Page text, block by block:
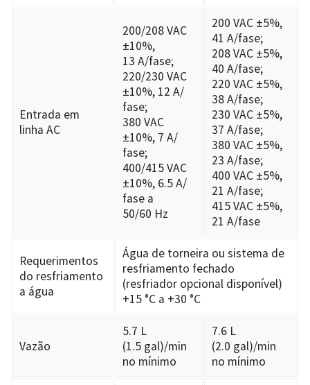
Entrada em
linha AC
200/208 VAC
±10%,
13 A/fase;
220/230 VAC
±10%, 12 A/
fase;
380 VAC
±10%, 7 A/
fase;
400/415 VAC
±10%, 6.5 A/
fase a
50/60 Hz
200 VAC ±5%,
41 A/fase;
208 VAC ±5%,
40 A/fase;
220 VAC ±5%,
38 A/fase;
230 VAC ±5%,
37 A/fase;
380 VAC ±5%,
23 A/fase;
400 VAC ±5%,
21 A/fase;
415 VAC ±5%,
21 A/fase
Requerimentos
do resfriamento
a água
Água de torneira ou sistema de
resfriamento fechado
(resfriador opcional disponível)
+15 °C a +30 °C
Vazão
5.7 L
(1.5 gal)/min
no mínimo
7.6 L
(2.0 gal)/min
no mínimo